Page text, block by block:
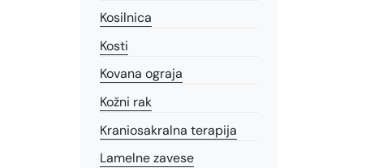
Kosilnica
Kosti
Kovana ograja
Kožni rak
Kraniosakralna terapija
Lamelne zavese